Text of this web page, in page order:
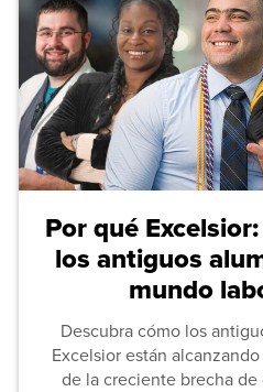
Por qué
los antiguos
mundo
Descubra cómo los
Excelsior están
de la creciente brecha